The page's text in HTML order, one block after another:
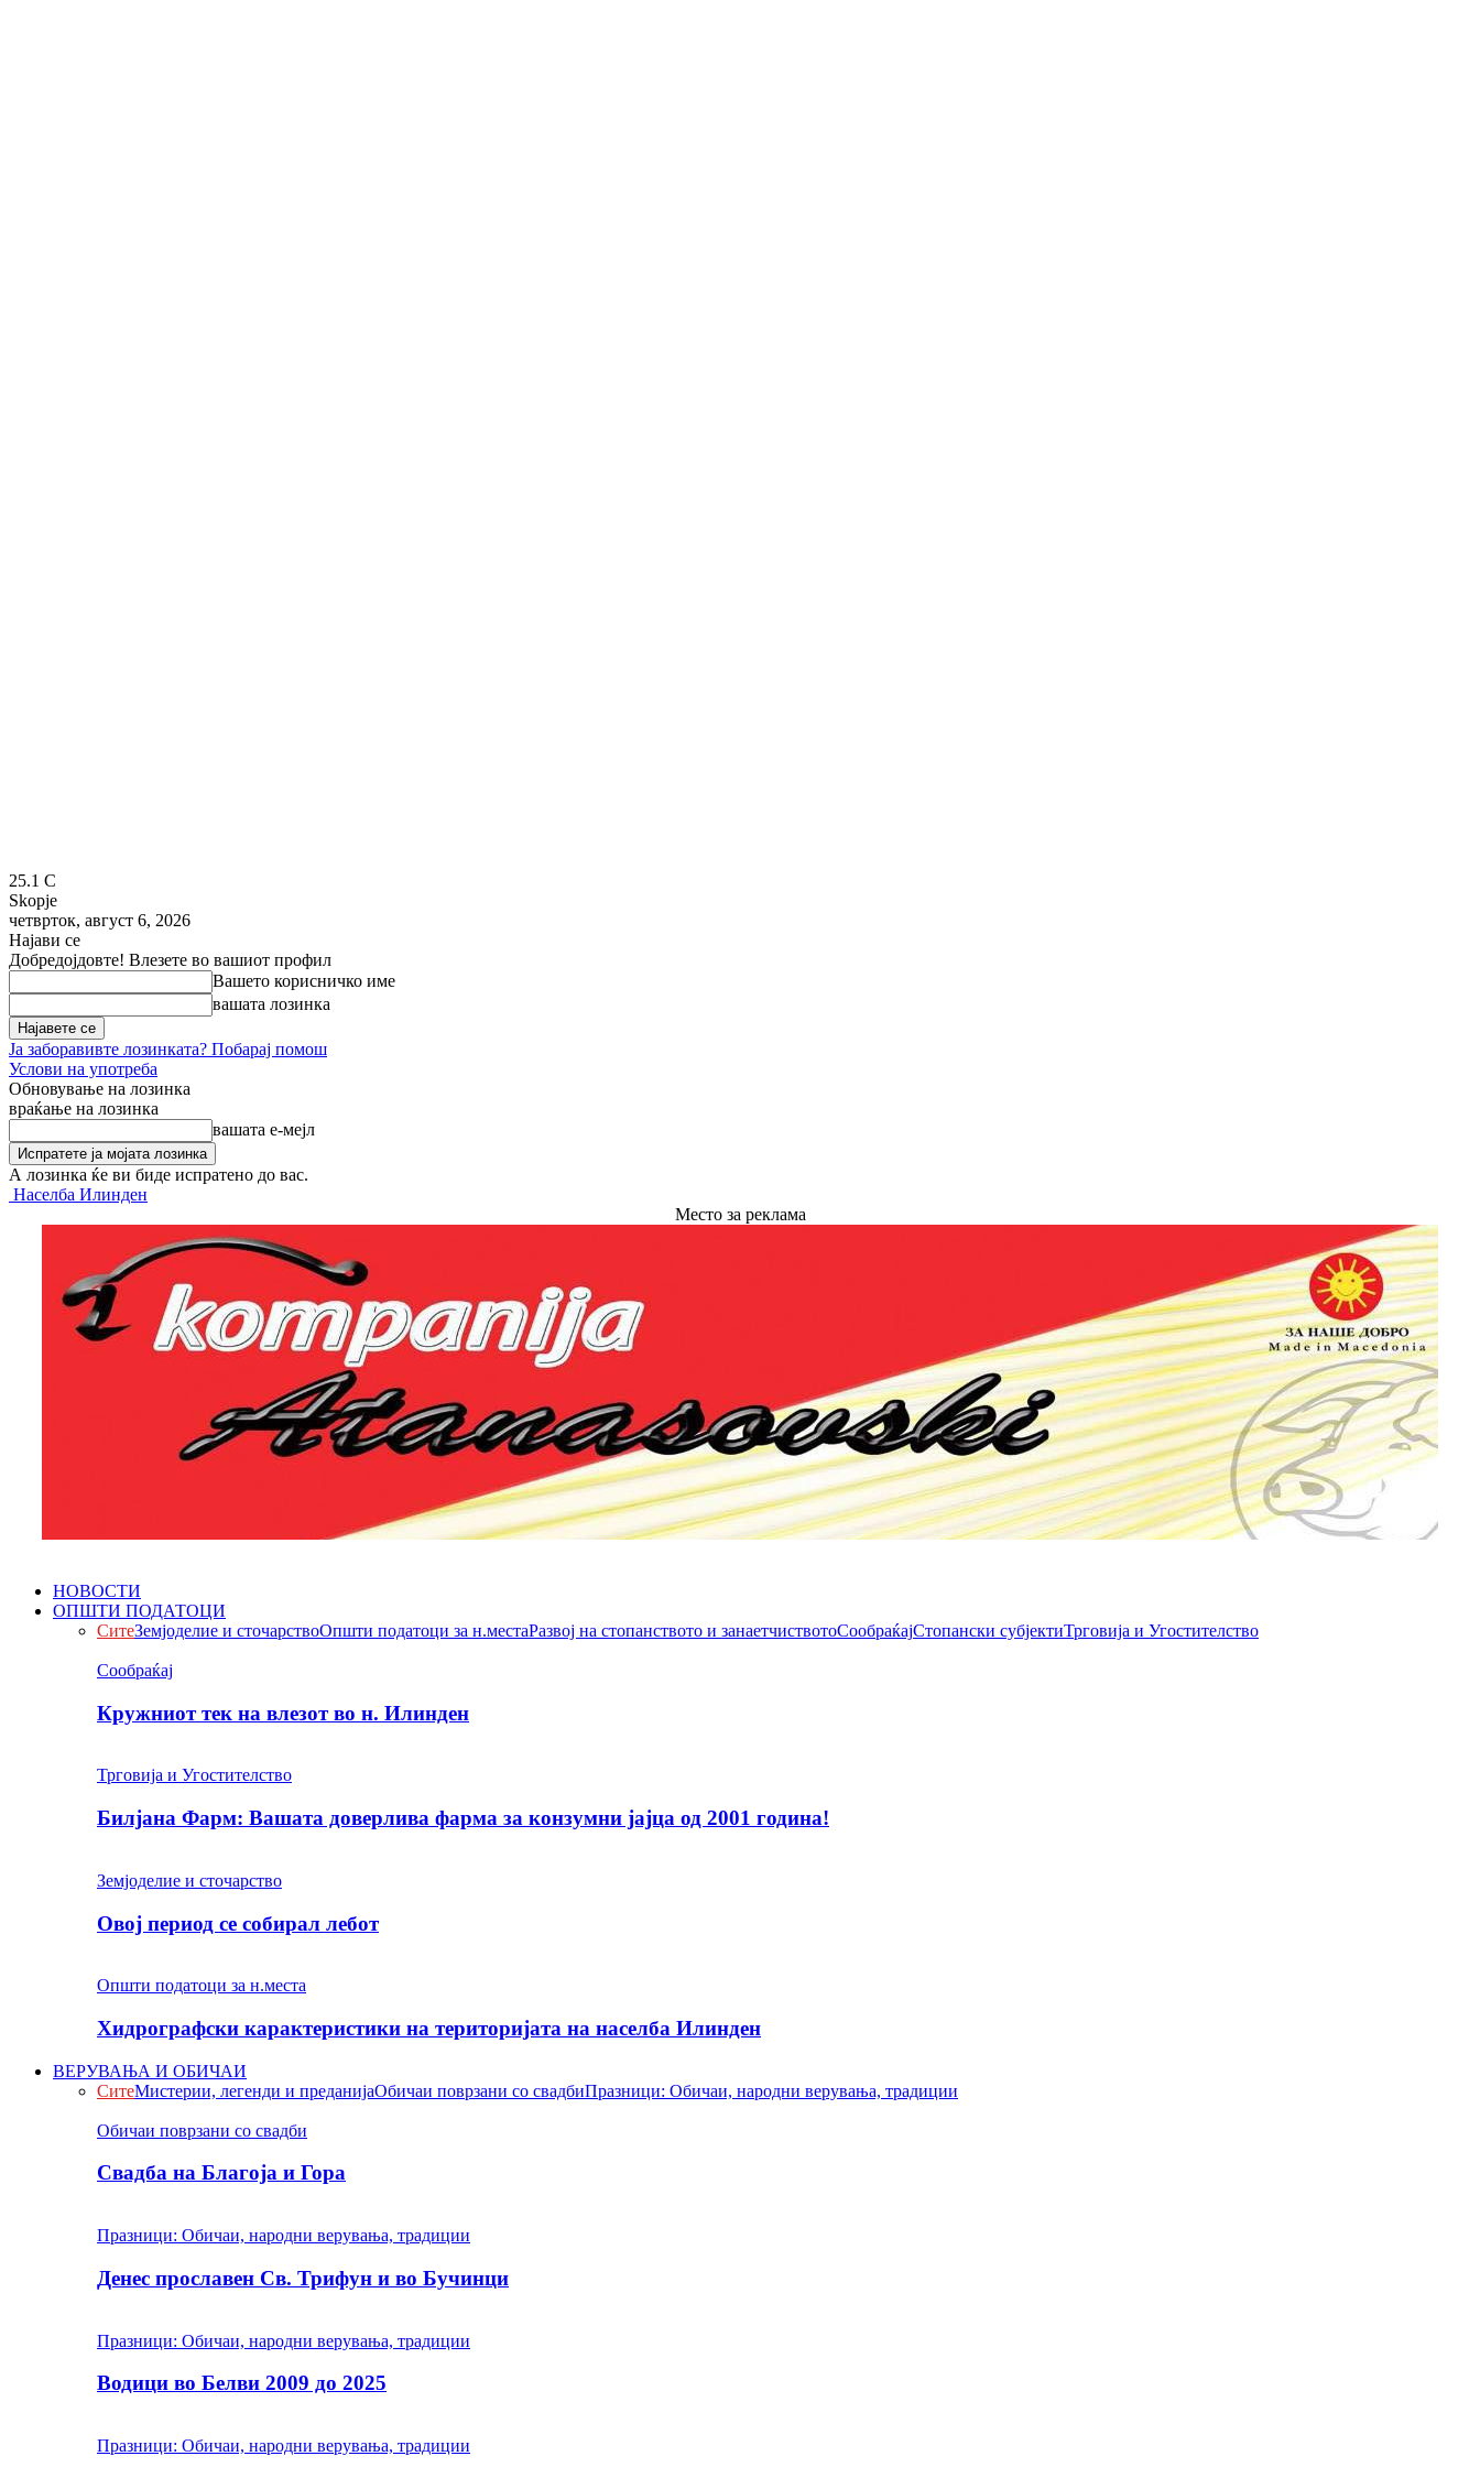
25.1 C
Skopje
четврток, август 6, 2026
Најави се
Добредојдовте! Влезете во вашиот профил
Вашето корисничко име
вашата лозинка
Ја заборавивте лозинката? Побарај помош
Услови на употреба
Обновување на лозинка
враќање на лозинка
вашата е-мејл
А лозинка ќе ви биде испратено до вас.
Населба Илинден
Место за реклама
НОВОСТИ
ОПШТИ ПОДАТОЦИ
СитеЗемјоделие и сточарствоОпшти податоци за н.местаРазвој на стопанството и занаетчиствотоСообраќајСтопански субјектиТрговија и Угостителство
Сообраќај
Кружниот тек на влезот во н. Илинден
Трговија и Угостителство
Билјана Фарм: Вашата доверлива фарма за конзумни јајца од 2001 година!
Земјоделие и сточарство
Овој период се собирал лебот
Општи податоци за н.места
Хидрографски карактеристики на територијата на населба Илинден
ВЕРУВАЊА И ОБИЧАИ
СитеМистерии, легенди и преданијаОбичаи поврзани со свадбиПразници: Обичаи, народни верувања, традиции
Обичаи поврзани со свадби
Свадба на Благоја и Гора
Празници: Обичаи, народни верувања, традиции
Денес прославен Св. Трифун и во Бучинци
Празници: Обичаи, народни верувања, традиции
Водици во Белви 2009 до 2025
Празници: Обичаи, народни верувања, традиции